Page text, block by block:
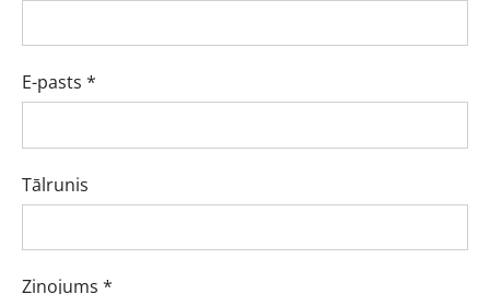
E-pasts *
Tālrunis
Ziņojums *